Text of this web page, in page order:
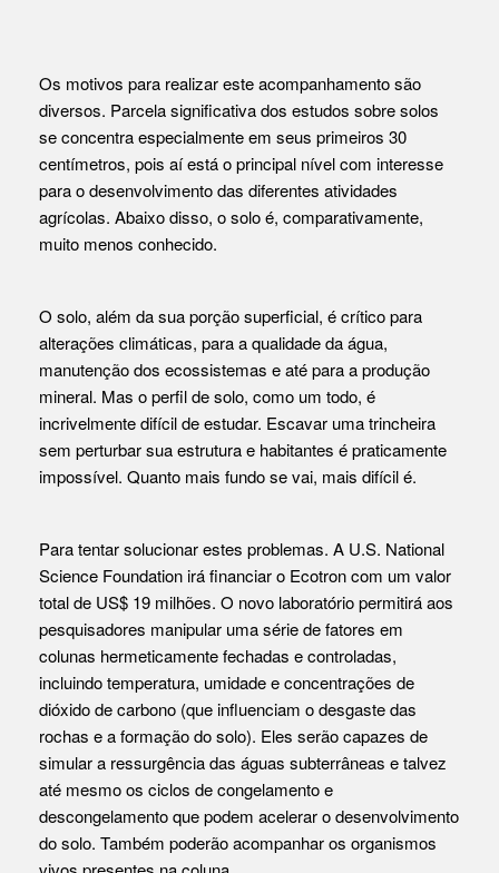
Os motivos para realizar este acompanhamento são
diversos. Parcela significativa dos estudos sobre solos
se concentra especialmente em seus primeiros 30
centímetros, pois aí está o principal nível com interesse
para o desenvolvimento das diferentes atividades
agrícolas. Abaixo disso, o solo é, comparativamente,
muito menos conhecido.
O solo, além da sua porção superficial, é crítico para
alterações climáticas, para a qualidade da água,
manutenção dos ecossistemas e até para a produção
mineral. Mas o perfil de solo, como um todo, é
incrivelmente difícil de estudar. Escavar uma trincheira
sem perturbar sua estrutura e habitantes é praticamente
impossível. Quanto mais fundo se vai, mais difícil é.
Para tentar solucionar estes problemas. A U.S. National
Science Foundation irá financiar o Ecotron com um valor
total de US$ 19 milhões. O novo laboratório permitirá aos
pesquisadores manipular uma série de fatores em
colunas hermeticamente fechadas e controladas,
incluindo temperatura, umidade e concentrações de
dióxido de carbono (que influenciam o desgaste das
rochas e a formação do solo). Eles serão capazes de
simular a ressurgência das águas subterrâneas e talvez
até mesmo os ciclos de congelamento e
descongelamento que podem acelerar o desenvolvimento
do solo. Também poderão acompanhar os organismos